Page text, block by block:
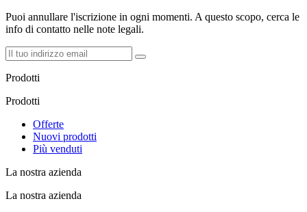
Puoi annullare l'iscrizione in ogni momenti. A questo scopo, cerca le
info di contatto nelle note legali.
Prodotti
Prodotti
Offerte
Nuovi prodotti
Più venduti
La nostra azienda
La nostra azienda